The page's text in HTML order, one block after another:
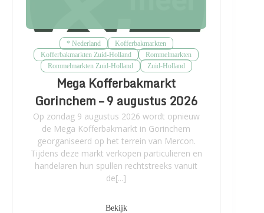
* Nederland
Kofferbakmarkten
Kofferbakmarkten Zuid-Holland
Rommelmarkten
Rommelmarkten Zuid-Holland
Zuid-Holland
Mega Kofferbakmarkt
Gorinchem – 9 augustus 2026
Op zondag 9 augustus 2026 wordt opnieuw
de Mega Kofferbakmarkt in Gorinchem
georganiseerd op het terrein van Mercon.
Tijdens deze markt verkopen particulieren en
handelaren hun spullen rechtstreeks vanuit
de[...]
Bekijk